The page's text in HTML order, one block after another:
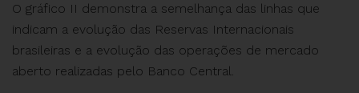
O gráfico II demonstra a semelhança das linhas que
indicam a evolução das Reservas Internacionais
brasileiras e a evolução das operações de mercado
aberto realizadas pelo Banco Central.